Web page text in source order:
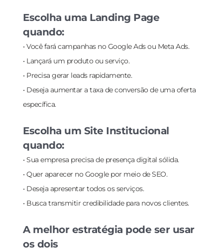
Escolha uma Landing Page
quando:
• Você fará campanhas no Google Ads ou Meta Ads.
• Lançará um produto ou serviço.
• Precisa gerar leads rapidamente.
• Deseja aumentar a taxa de conversão de uma oferta
específica.
Escolha um Site Institucional
quando:
• Sua empresa precisa de presença digital sólida.
• Quer aparecer no Google por meio de SEO.
• Deseja apresentar todos os serviços.
• Busca transmitir credibilidade para novos clientes.
A melhor estratégia pode ser usar
os dois